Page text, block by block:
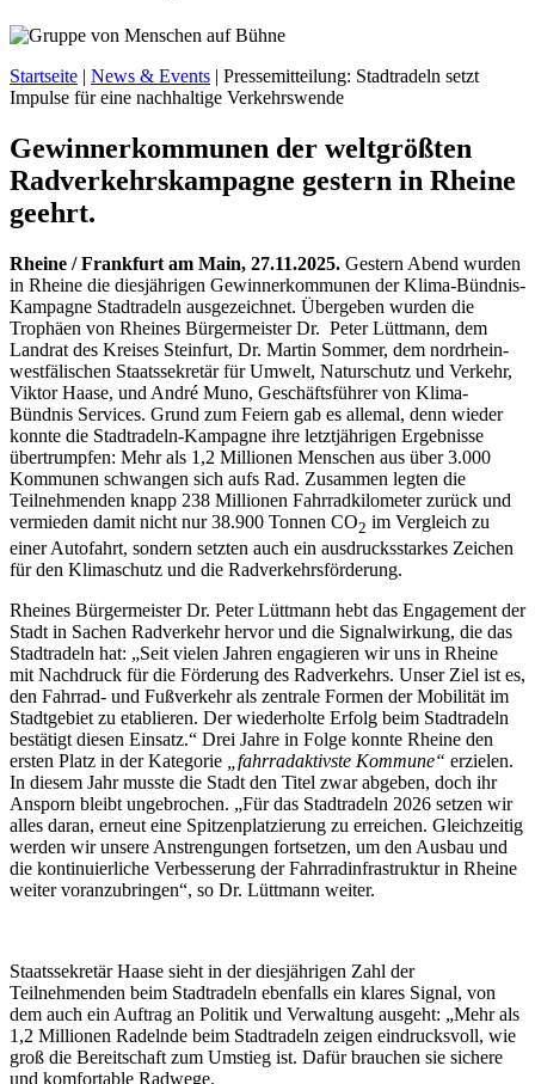
Startseite | News & Events | Pressemitteilung: Stadtradeln setzt
Impulse für eine nachhaltige Verkehrswende
Gewinnerkommunen der weltgrößten
Radverkehrskampagne gestern in Rheine
geehrt.
Rheine / Frankfurt am Main, 27.11.2025. Gestern Abend wurden
in Rheine die diesjährigen Gewinnerkommunen der Klima-Bündnis-
Kampagne Stadtradeln ausgezeichnet. Übergeben wurden die
Trophäen von Rheines Bürgermeister Dr. Peter Lüttmann, dem
Landrat des Kreises Steinfurt, Dr. Martin Sommer, dem nordrhein-
westfälischen Staatssekretär für Umwelt, Naturschutz und Verkehr,
Viktor Haase, und André Muno, Geschäftsführer von Klima-
Bündnis Services. Grund zum Feiern gab es allemal, denn wieder
konnte die Stadtradeln-Kampagne ihre letztjährigen Ergebnisse
übertrumpfen: Mehr als 1,2 Millionen Menschen aus über 3.000
Kommunen schwangen sich aufs Rad. Zusammen legten die
Teilnehmenden knapp 238 Millionen Fahrradkilometer zurück und
vermieden damit nicht nur 38.900 Tonnen CO2 im Vergleich zu
einer Autofahrt, sondern setzten auch ein ausdrucksstarkes Zeichen
für den Klimaschutz und die Radverkehrsförderung.
Rheines Bürgermeister Dr. Peter Lüttmann hebt das Engagement der
Stadt in Sachen Radverkehr hervor und die Signalwirkung, die das
Stadtradeln hat: „Seit vielen Jahren engagieren wir uns in Rheine
mit Nachdruck für die Förderung des Radverkehrs. Unser Ziel ist es,
den Fahrrad- und Fußverkehr als zentrale Formen der Mobilität im
Stadtgebiet zu etablieren. Der wiederholte Erfolg beim Stadtradeln
bestätigt diesen Einsatz.“ Drei Jahre in Folge konnte Rheine den
ersten Platz in der Kategorie
„fahrradaktivste Kommune“ erzielen.
In diesem Jahr musste die Stadt den Titel zwar abgeben, doch ihr
Ansporn bleibt ungebrochen. „Für das Stadtradeln 2026 setzen wir
alles daran, erneut eine Spitzenplatzierung zu erreichen. Gleichzeitig
werden wir unsere Anstrengungen fortsetzen, um den Ausbau und
die kontinuierliche Verbesserung der Fahrradinfrastruktur in Rheine
weiter voranzubringen“, so Dr. Lüttmann weiter.
Staatssekretär Haase sieht in der diesjährigen Zahl der
Teilnehmenden beim Stadtradeln ebenfalls ein klares Signal, von
dem auch ein Auftrag an Politik und Verwaltung ausgeht: „Mehr als
1,2 Millionen Radelnde beim Stadtradeln zeigen eindrucksvoll, wie
groß die Bereitschaft zum Umstieg ist. Dafür brauchen sie sichere
und komfortable Radwege.